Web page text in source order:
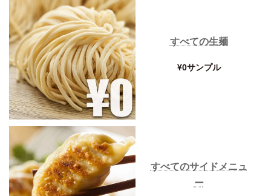
すべての生麺
¥0サンプル
すべてのサイドメニュ
ー